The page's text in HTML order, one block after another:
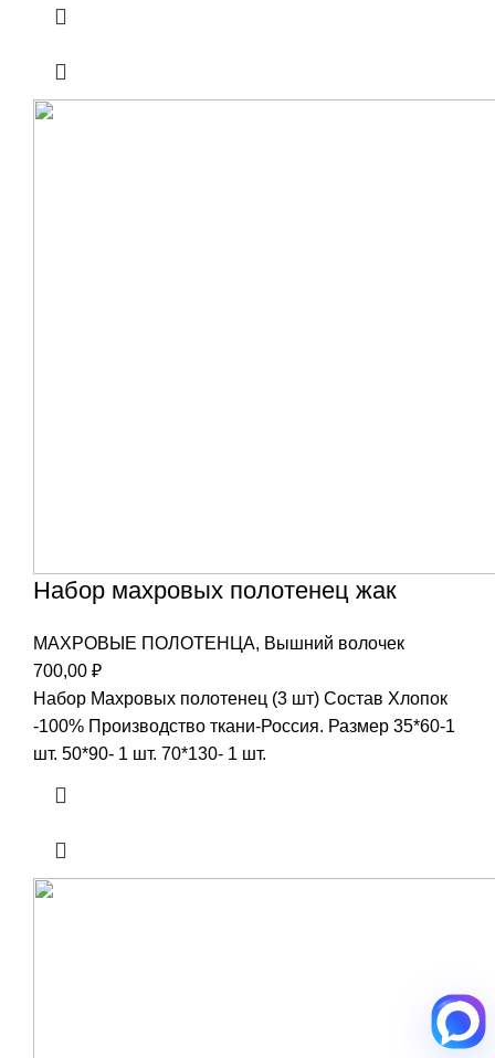
Набор махровых полотенец жак
МАХРОВЫЕ ПОЛОТЕНЦА, Вышний волочек
700,00 ₽
Набор Махровых полотенец (3 шт) Состав Хлопок
-100% Производство ткани-Россия. Размер 35*60-1
шт. 50*90- 1 шт. 70*130- 1 шт.